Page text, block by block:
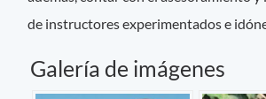
de instructores experimentados e
Galería de imágenes